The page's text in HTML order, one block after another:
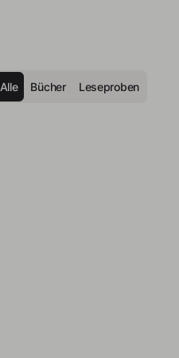
Alle Bücher Leseproben